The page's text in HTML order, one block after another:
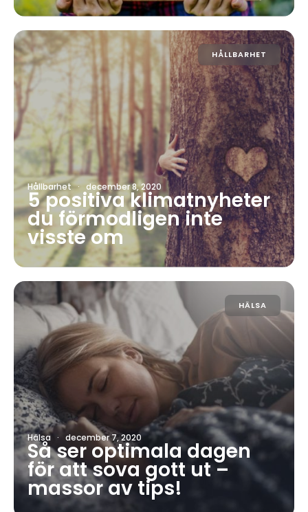
HÅLLBARHET
Hållbarhet · december 8, 2020
5 positiva klimatnyheter
du förmodligen inte
visste om
HÄLSA
Hälsa · december 7, 2020
Så ser optimala dagen
för att sova gott ut –
massor av tips!